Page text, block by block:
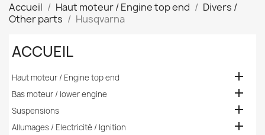
Accueil Haut moteur / Engine top end
Divers /
Other parts
Husqvarna
ACCUEIL
Haut moteur / Engine top end 
Bas moteur / lower engine 
Suspensions 
Allumages / Electricité / Ignition 